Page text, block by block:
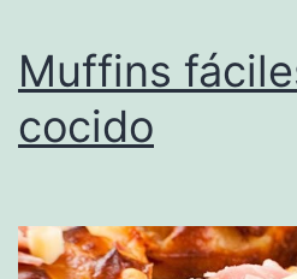
Muffins
cocido